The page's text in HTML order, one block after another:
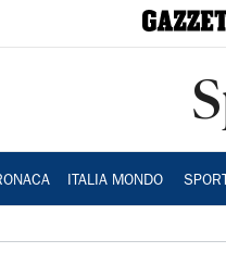
ITALIA MONDO SPORT